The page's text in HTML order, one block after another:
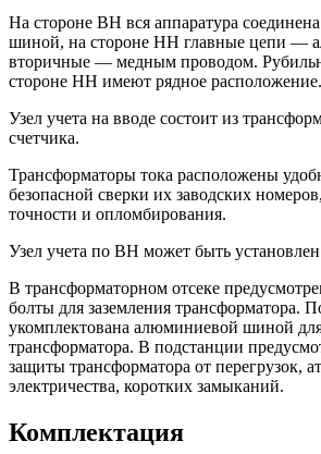
На стороне ВН вся аппаратура
шиной, на стороне НН главные цепи —
вторичные — медным проводом.
стороне НН имеют рядное расположение.
Узел учета на вводе состоит из
счетчика.
Трансформаторы тока расположены
безопасной сверки их заводских
точности и опломбирования.
Узел учета по ВН может быть установлен
В трансформаторном отсеке
болты для заземления трансформатора.
укомплектована алюминиевой шиной
трансформатора. В подстанции
защиты трансформатора от перегрузок,
электричества, коротких замыканий.
Комплектация